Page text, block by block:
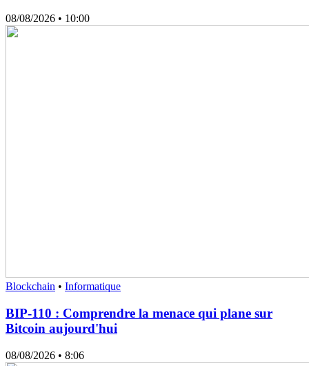
08/08/2026 • 10:00
Blockchain • Informatique
BIP-110 : Comprendre la menace qui plane sur
Bitcoin aujourd'hui
08/08/2026 • 8:06